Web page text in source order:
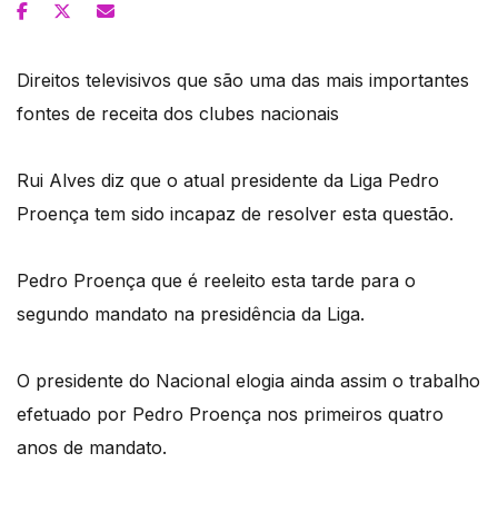
Direitos televisivos que são uma das mais importantes
fontes de receita dos clubes nacionais
Rui Alves diz que o atual presidente da Liga Pedro
Proença tem sido incapaz de resolver esta questão.
Pedro Proença que é reeleito esta tarde para o
segundo mandato na presidência da Liga.
O presidente do Nacional elogia ainda assim o trabalho
efetuado por Pedro Proença nos primeiros quatro
anos de mandato.